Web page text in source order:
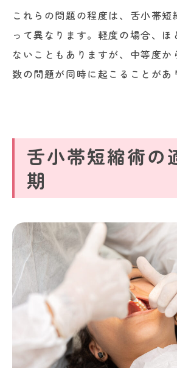
これらの問題の程度は、舌小帯短
って異なります。軽度の場合、ほ
ないこともありますが、中等度か
数の問題が同時に起こることがあ
舌小帯短縮術の
期